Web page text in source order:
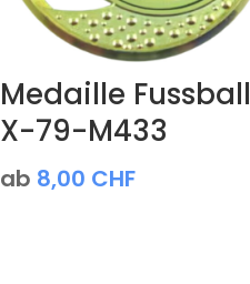
Medaille Fussball
X-79-M433
ab 8,00 CHF